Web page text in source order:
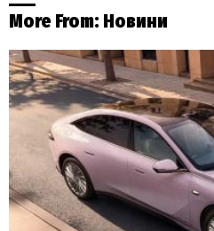
More From: Новини